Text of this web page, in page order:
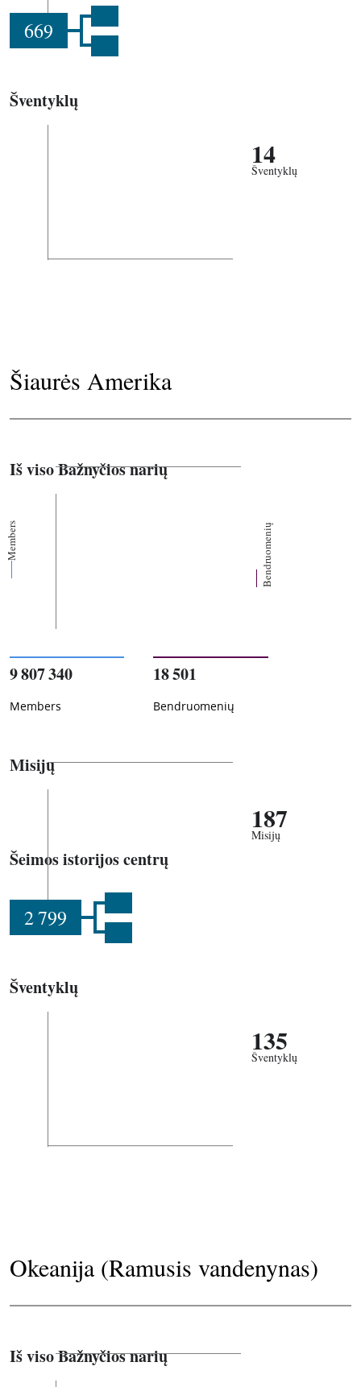
669
Šventyklų
14
Šventyklų
Šiaurės Amerika
Iš viso Bažnyčios narių
Members Bendruomenių
9 807 340
Members
18 501
Bendruomenių
Misijų
187
Misijų
Šeimos istorijos centrų
2 799
Šventyklų
135
Šventyklų
Okeanija (Ramusis vandenynas)
Iš viso Bažnyčios narių